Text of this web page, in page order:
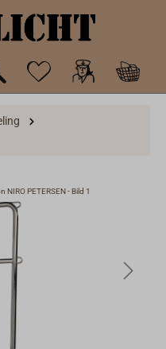
PETERSEN - Bild 1